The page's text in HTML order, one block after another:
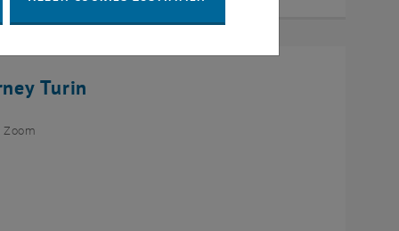
Turin
Zoom